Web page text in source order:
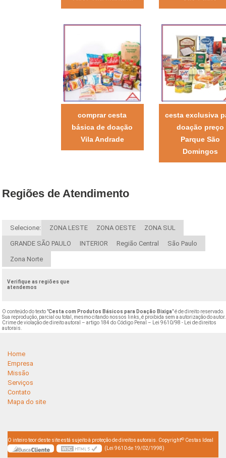
comprar cesta
básica de doação
Vila Andrade
cesta exclusiva
doação preço
Parque São
Domingos
Regiões de Atendimento
Selecione: ZONA LESTE ZONA OESTE ZONA SUL
GRANDE SÃO PAULO INTERIOR Região Central São Paulo
Zona Norte
Verifique as regiões que
atendemos
O conteúdo do texto "Cesta com Produtos Básicos para Doação Bixiga" é de direito reservado.
Sua reprodução, parcial ou total, mesmo citando nossos links, é proibida sem a autorização do autor.
Crime de violação de direito autoral – artigo 184 do Código Penal –
Lei 9610/98 - Lei de direitos
autorais
Home
Empresa
Missão
Serviços
Contato
Mapa do site
O inteiro teor deste site está sujeito à proteção de direitos autorais. Copyright© Cestas Ideal
(Lei 9610 de 19/02/1998)